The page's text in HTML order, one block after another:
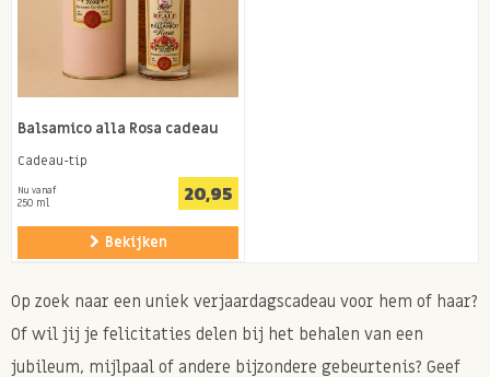
Balsamico alla Rosa cadeau
Cadeau-tip
Nu vanaf
250 ml 20,95
Bekijken
Op zoek naar een uniek verjaardagscadeau voor hem of haar?
Of wil jij je felicitaties delen bij het behalen van een
jubileum, mijlpaal of andere bijzondere gebeurtenis? Geef